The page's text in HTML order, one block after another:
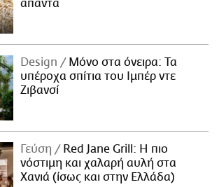
απαντά
Design
Μόνο στα όνειρα: Τα
υπέροχα σπίτια του Ιμπέρ ντε
Ζιβανσί
Γεύση
Red Jane Grill: Η πιο
νόστιμη και χαλαρή αυλή στα
Χανιά (ίσως και στην Ελλάδα)